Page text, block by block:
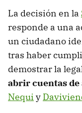
La decisión en la
responde a una
un ciudadano
tras haber
demostrar la
abrir cuentas de
Nequi y